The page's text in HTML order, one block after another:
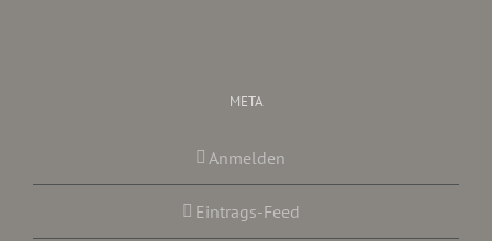
META
Anmelden
Eintrags-Feed